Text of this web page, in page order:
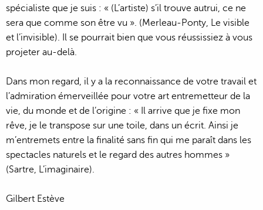
spécialiste que je suis : « (L’artiste) s’il trouve autrui, ce ne
sera que comme son être vu ». (Merleau-Ponty, Le visible
et l’invisible). Il se pourrait bien que vous réussissiez à vous
projeter au-delà.
Dans mon regard, il y a la reconnaissance de votre travail et
l’admiration émerveillée pour votre art entremetteur de la
vie, du monde et de l’origine : « Il arrive que je fixe mon
rêve, je le transpose sur une toile, dans un écrit. Ainsi je
m’entremets entre la finalité sans fin qui me paraît dans les
spectacles naturels et le regard des autres hommes »
(Sartre, L’imaginaire).
Gilbert Estève